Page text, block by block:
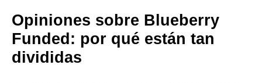
Opiniones sobre Blueberry
Funded: por qué están tan
divididas